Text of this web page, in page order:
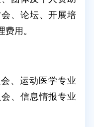
、论坛、开展培
用。
、运动医学专业
、信息情报专业